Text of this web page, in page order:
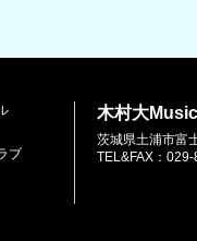
ブ
木村大
茨城県土浦市富
TEL&FAX：